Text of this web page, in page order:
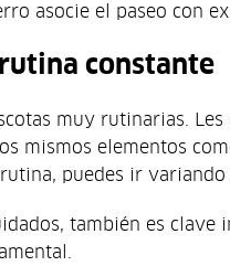
asocie el paseo con
constante
muy rutinarias.
mismos elementos
puedes ir variando
también es